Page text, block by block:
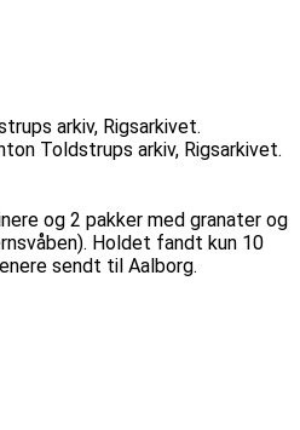
arkiv, Rigsarkivet.
Toldstrups arkiv, Rigsarkivet.
og 2 pakker med granater og
Holdet fandt kun 10
sendt til Aalborg.